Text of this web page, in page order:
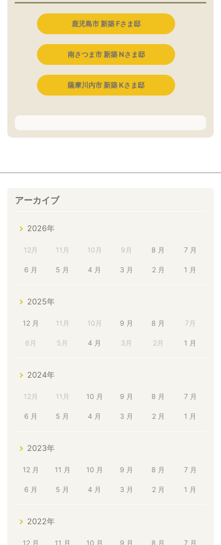
鹿児島市 新築 Fさま邸
南さつま市 新築 Nさま邸
薩摩川内市 新築 Kさま邸
アーカイブ
2026年
12月 11月 10月 9月 8 月 7 月
6 月 5 月 4 月 3 月 2 月 1 月
2025年
12 月 11月 10月 9 月 8 月 7月
6月 5月 4 月 3月 2月 1 月
2024年
12月 11月 10 月 9 月 8 月 7 月
6 月 5 月 4 月 3 月 2 月 1 月
2023年
12 月 11 月 10 月 9 月 8 月 7 月
6 月 5 月 4 月 3 月 2 月 1 月
2022年
12 月 11 月 10 月 9 月 8 月 7 月